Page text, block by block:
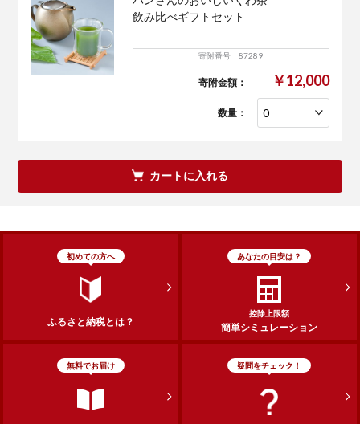
飲み比べギフトセット
寄附番号 87289
寄附金額： ￥12,000
数量：
カートに入れる
初めての方へ
ふるさと納税とは？
あなたの目安は？
控除上限額
簡単シミュレーション
無料でお届け 疑問をチェック！